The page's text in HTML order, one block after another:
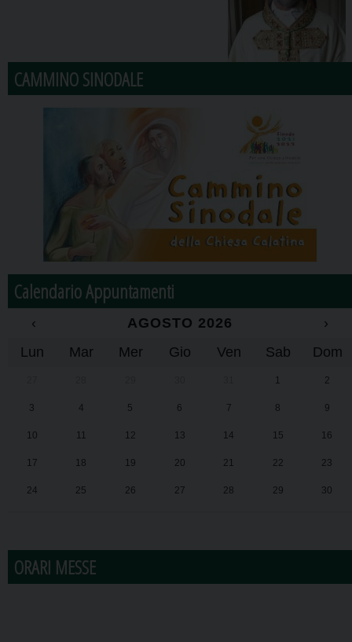
CAMMINO SINODALE
Calendario Appuntamenti
‹ AGOSTO 2026
›
Lun
Mar Mer Gio Ven Sab Dom
1 2
3 4 5 6 7 8 9
10 11 12 13 14 15 16
17 18 19 20 21 22 23
24 25 26 27 28 29 30
ORARI MESSE